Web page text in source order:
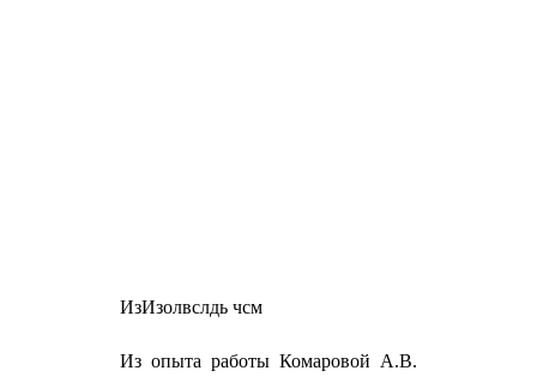
ИзИзолвслдь чсм
Из опыта работы Комаровой А.В.